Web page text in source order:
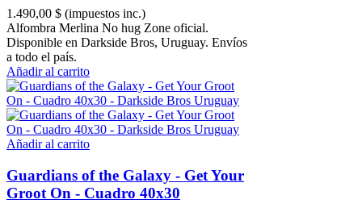
1.490,00 $ (impuestos inc.)
Alfombra Merlina No hug Zone oficial.
Disponible en Darkside Bros, Uruguay. Envíos
a todo el país.
Añadir al carrito
Añadir al carrito
Guardians of the Galaxy - Get Your
Groot On - Cuadro 40x30